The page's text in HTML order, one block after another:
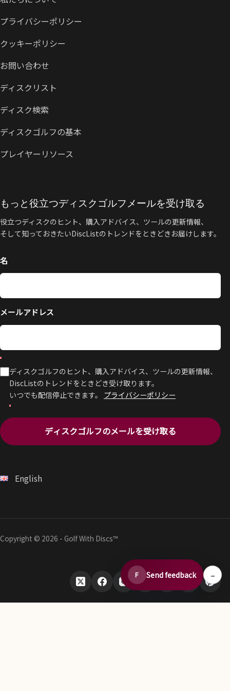
プライバシーポリシー
クッキーポリシー
お問い合わせ
ディスクリスト
ディスク検索
ディスクゴルフの基本
プレイヤーリソース
もっと役立つディスクゴルフメールを受け取る
役立つディスクのヒント、購入アドバイス、ツールの更新情報、
そして知っておきたいDiscListのトレンドをときどきお届けします。
名
メールアドレス
ディスクゴルフのヒント、購入アドバイス、ツールの更新情報、
DiscListのトレンドをときどき受け取ります。
いつでも配信停止できます。 プライバシーポリシー
ディスクゴルフのメールを受け取る
English
Copyright © 2026 - Golf With Discs™
F Send feedback –